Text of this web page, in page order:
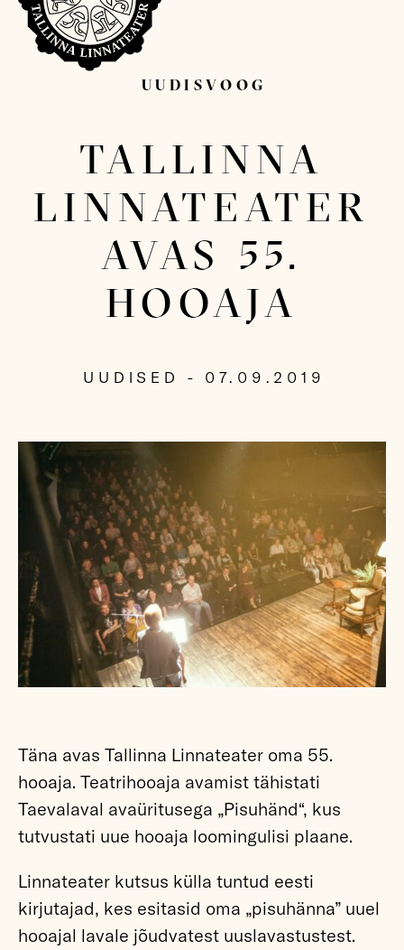
UUDISVOOG
TALLINNA
LINNATEATER
AVAS 55.
HOOAJA
UUDISED - 07.09.2019
Täna avas Tallinna Linnateater oma 55.
hooaja. Teatrihooaja avamist tähistati
Taevalaval avaüritusega „Pisuhänd“, kus
tutvustati uue hooaja loomingulisi plaane.
Linnateater kutsus külla tuntud eesti
kirjutajad, kes esitasid oma „pisuhänna” uuel
hooajal lavale jõudvatest uuslavastustest.